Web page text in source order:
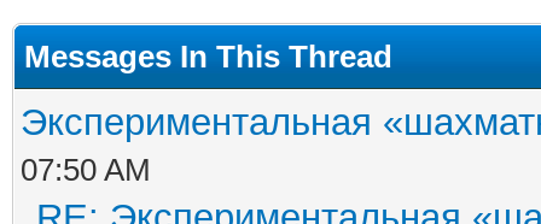
Messages In This Thread
Экспериментальная
07:50 AM